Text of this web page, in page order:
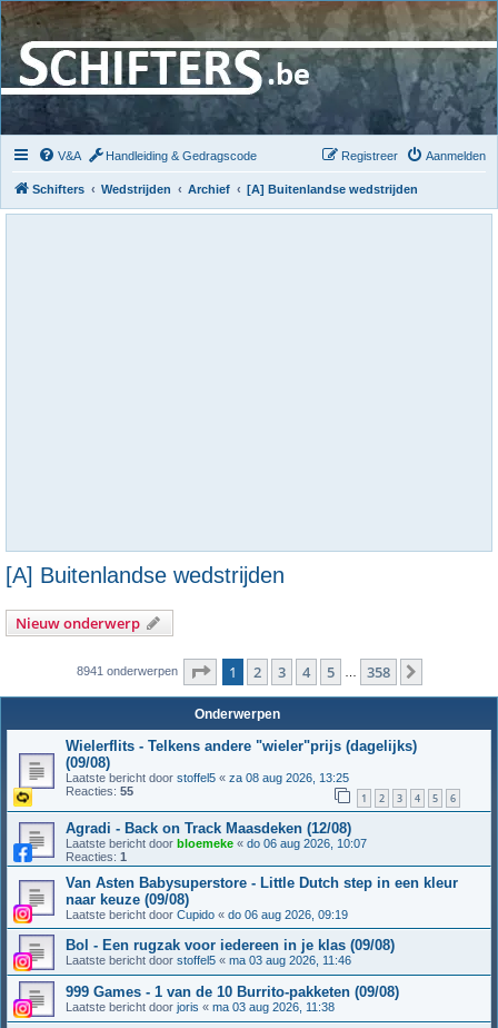
V&A Handleiding & Gedragscode Aanmelden
Registreer
Schifters Wedstrijden Archief [A] Buitenlandse wedstrijden
[A] Buitenlandse wedstrijden
Nieuw onderwerp
8941 onderwerpen Pagina van 358
1 2 3 4 5 358
Onderwerpen
Wielerflits - Telkens andere "wieler"prijs (dagelijks)
(09/08)
Laatste bericht door stoffel5 « za 08 aug 2026, 13:25
Reacties: 55 1 2 3 4 5 6
Agradi - Back on Track Maasdeken (12/08)
Laatste bericht door bloemeke « do 06 aug 2026, 10:07
Reacties: 1
Van Asten Babysuperstore - Little Dutch step in een kleur
naar keuze (09/08)
Laatste bericht door Cupido « do 06 aug 2026, 09:19
Bol - Een rugzak voor iedereen in je klas (09/08)
Laatste bericht door stoffel5 « ma 03 aug 2026, 11:46
999 Games - 1 van de 10 Burrito-pakketen (09/08)
Laatste bericht door joris « ma 03 aug 2026, 11:38